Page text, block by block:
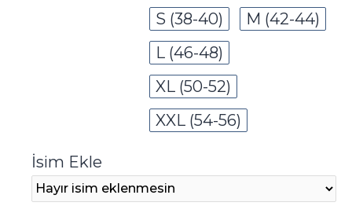
S (38-40)
M (42-44)
L (46-48)
XL (50-52)
XXL (54-56)
İsim Ekle